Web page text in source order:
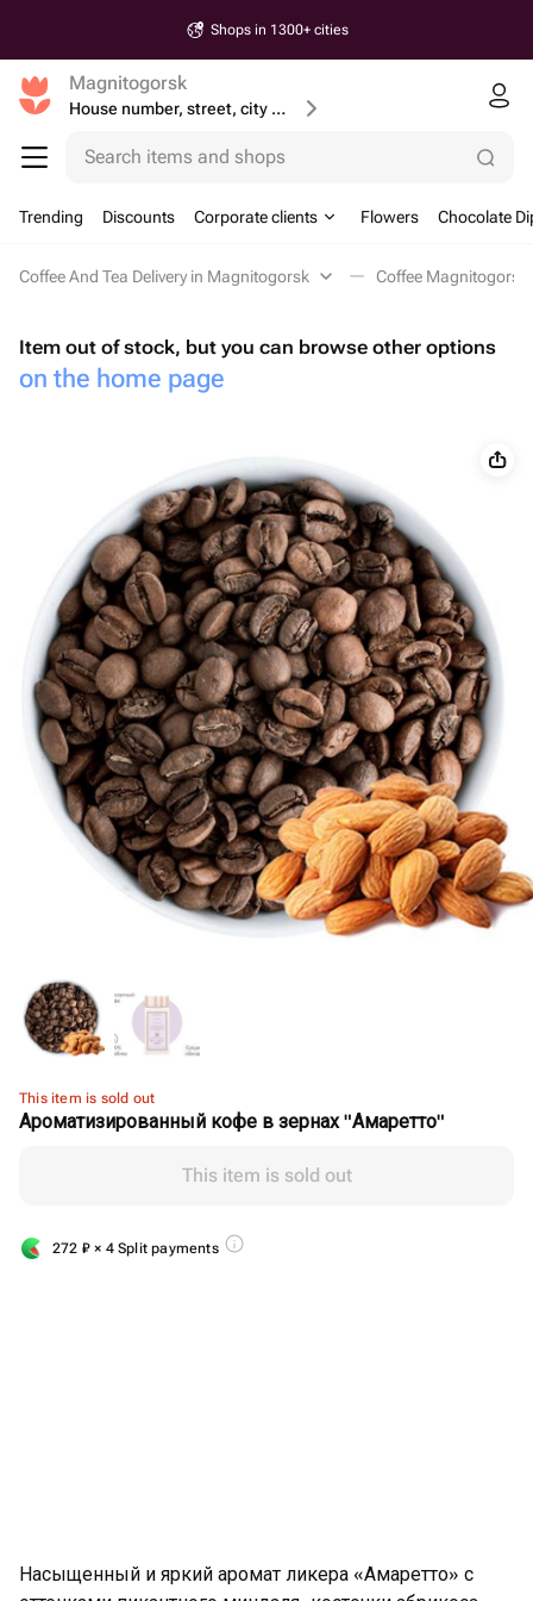
Shops in 1300+ cities
Magnitogorsk
House number, street, city or postcode
Search items and shops
Trending Discounts Corporate clients Flowers Chocolate
Coffee And Tea Delivery in Magnitogorsk Coffee Magnitogorsk
Item out of stock, but you can browse other options
on the home page
This item is sold out
Ароматизированный кофе в зернах "Амаретто"
This item is sold out
272 ₽ × 4 Split payments
Насыщенный и яркий аромат ликера «Амаретто» с